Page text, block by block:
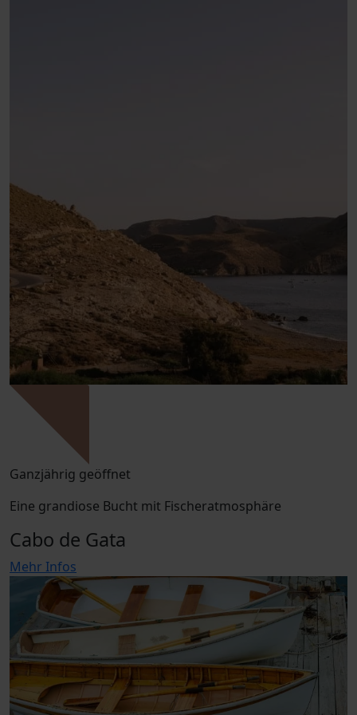
Ganzjährig geöffnet
Eine grandiose Bucht mit Fischeratmosphäre
Cabo de Gata
Mehr Infos